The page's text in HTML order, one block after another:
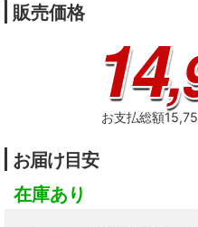
販売価格
14
お支払総額
お届け目安
在庫あり